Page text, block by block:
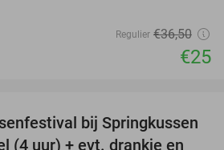
Regulier €36,50
€25
53%
bij Springkussen
(4 uur) + evt. drankje en